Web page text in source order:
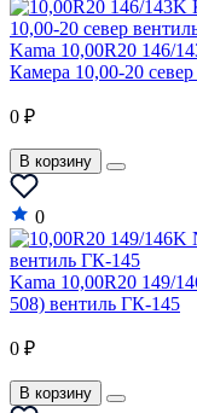
Kama 10,00R20 146/
Камера 10,00-20
0 ₽
В корзину
0
Kama 10,00R20 149/
508) вентиль ГК-145
0 ₽
В корзину